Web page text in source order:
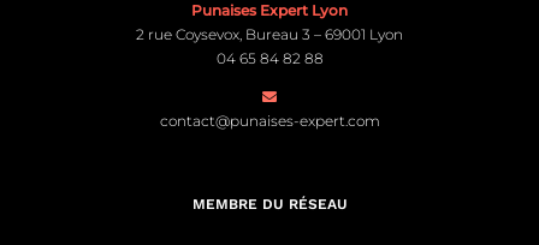
Punaises Expert Lyon
2 rue Coysevox, Bureau 3 – 69001 Lyon
04 65 84 82 88
contact@punaises-expert.com
MEMBRE DU RÉSEAU